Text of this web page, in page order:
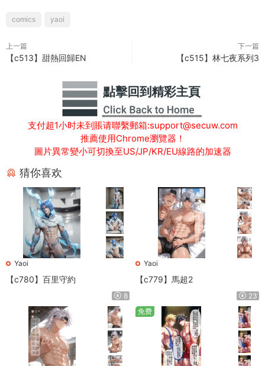
comics yaoi
上一篇
【c513】甜熱回歸EN
下一篇
【c515】林七夜系列3
支付超1小时未到賬请聯繫郵箱:support@secuw.com
推薦使用Chrome瀏覽器！
圖片異常變小可切換至US/JP/KR/EU線路的加速器
猜你喜欢
Yaoi
【c780】百里守約
8
Yaoi
【c779】馬超2
23
免费